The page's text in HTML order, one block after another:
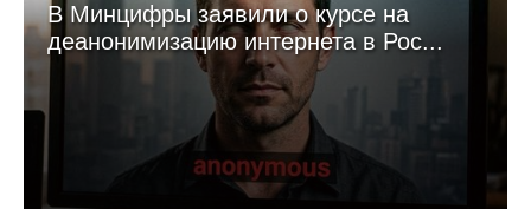
В Минцифры заявили о курсе на
деанонимизацию интернета в Рос...